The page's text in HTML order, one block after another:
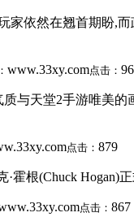
家依然在翘首期盼
www.33xy.com点击：
与天堂2手游唯美
点击： 879
·霍根(Chuck
点击： 867